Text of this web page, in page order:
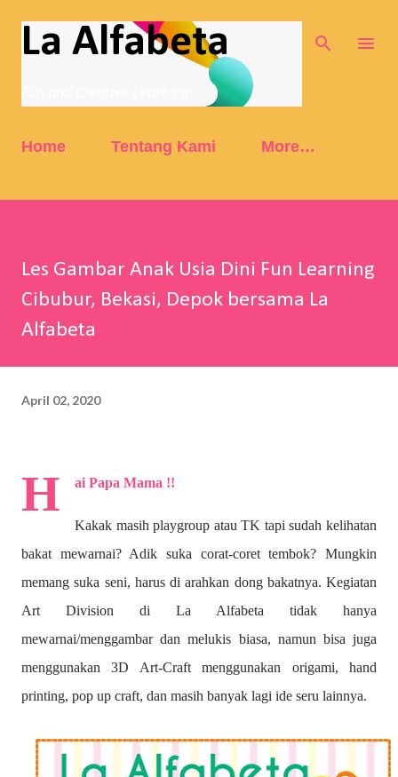
Skip to main content
La Alfabeta
Home Tentang Kami More…
Les Gambar Anak Usia Dini Fun Learning
Cibubur, Bekasi, Depok bersama La
Alfabeta
April 02, 2020
H ai Papa Mama !!
Kakak masih playgroup atau TK tapi sudah kelihatan
bakat mewarnai? Adik suka corat-coret tembok? Mungkin
memang suka seni, harus di arahkan dong bakatnya. Kegiatan
Art Division di La Alfabeta tidak hanya
mewarnai/menggambar dan melukis biasa, namun bisa juga
menggunakan 3D Art-Craft menggunakan origami, hand
printing, pop up craft, dan masih banyak lagi ide seru lainnya.